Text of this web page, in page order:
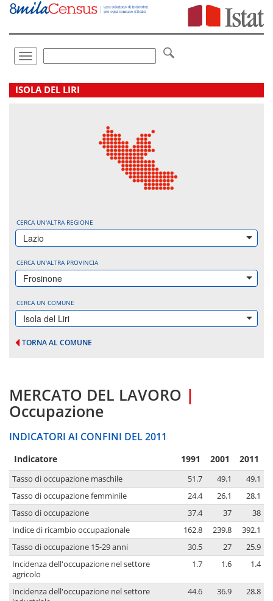
Vai
direttamente
Toggle
navigation
.
ISOLA DEL LIRI
CERCA UN'ALTRA REGIONE
Lazio
CERCA UN'ALTRA PROVINCIA
Frosinone
CERCA UN COMUNE
Isola del Liri
TORNA AL COMUNE
MERCATO DEL LAVORO |
Occupazione
INDICATORI AI CONFINI DEL 2011
Indicatore 1991 2001 2011
Tasso di occupazione maschile 51.7 49.1
49.1
Tasso di occupazione femminile
24.4 26.1
28.1
Tasso di occupazione
37.4 37
38
Indice di ricambio occupazionale
162.8 239.8
392.1
Tasso di occupazione 15-29 anni
30.5 27
25.9
Incidenza dell'occupazione nel settore
agricolo
1.7 1.6 1.4
Incidenza dell'occupazione nel settore
44.6 36.9 28.8